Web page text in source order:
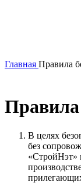
Главная Правила
Правила
В целях
без
«СтройНэт»